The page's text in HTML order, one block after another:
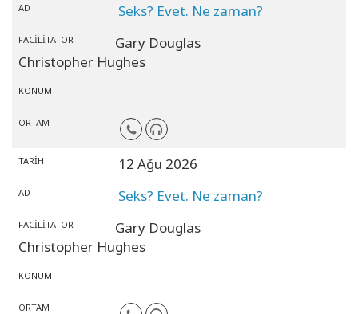
ARA
AD Seks? Evet. Ne zaman?
FACILITATOR
Gary Douglas
Christopher Hughes
KONUM
ORTAM
TARIH 12 Ağu 2026
AD Seks? Evet. Ne zaman?
FACILITATOR
Gary Douglas
Christopher Hughes
KONUM
ORTAM